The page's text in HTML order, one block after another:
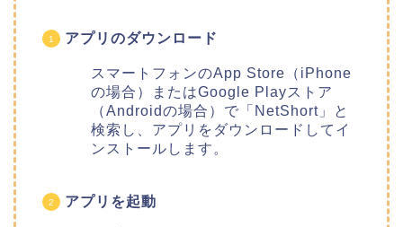
アプリのダウンロード
スマートフォンのApp Store（iPhone
の場合）またはGoogle Playストア
（Androidの場合）で「NetShort」と
検索し、アプリをダウンロードしてイ
ンストールします。
アプリを起動